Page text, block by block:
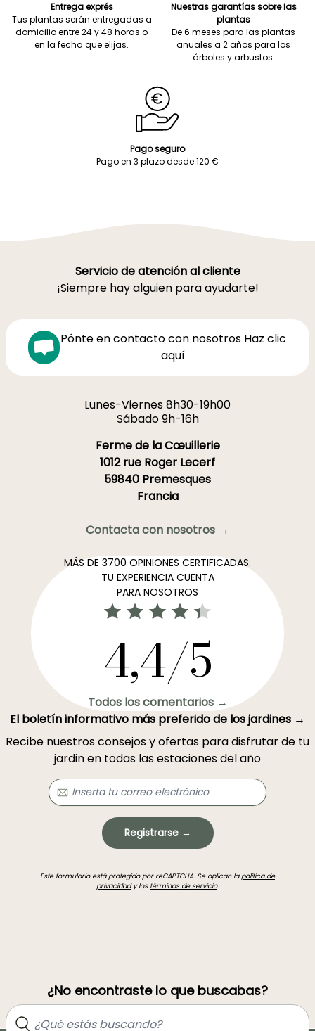
Entrega exprés
Tus plantas serán entregadas a
domicilio entre 24 y 48 horas o
en la fecha que elijas.
Nuestras garantías sobre las
plantas
De 6 meses para las plantas
anuales a 2 años para los
árboles y arbustos.
Pago seguro
Pago en 3 plazo desde 120 €
Servicio de atención al cliente
¡Siempre hay alguien para ayudarte!
Pónte en contacto con nosotros Haz clic
aquí
Lunes-Viernes 8h30-19h00
Sábado 9h-16h
Ferme de la Cœuillerie
1012 rue Roger Lecerf
59840 Premesques
Francia
Contacta con nosotros →
MÁS DE 3700 OPINIONES CERTIFICADAS:
TU EXPERIENCIA CUENTA
PARA NOSOTROS
4,4/5
Todos los comentarios →
El boletín informativo más preferido de los jardines →
Recibe nuestros consejos y ofertas para disfrutar de tu
jardin en todas las estaciones del año
Registrarse →
Este formulario está protegido por reCAPTCHA. Se aplican lapolítica de
privacidady los términos de servicio.
¿No encontraste lo que buscabas?